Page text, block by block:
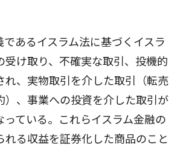
あるイスラム法に基づくイスラ
受け取り、不確実な取引、投機的
れ、実物取引を介した取引（転売
）、事業への投資を介した取引が
っている。これらイスラム金融の
れる収益を証券化した商品のこと